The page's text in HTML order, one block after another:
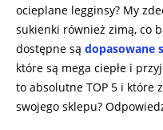
ocieplane legginsy? My
sukienki również zimą, co
dostępne są dopasowane
które są mega ciepłe i
to absolutne TOP 5 i które
swojego sklepu?